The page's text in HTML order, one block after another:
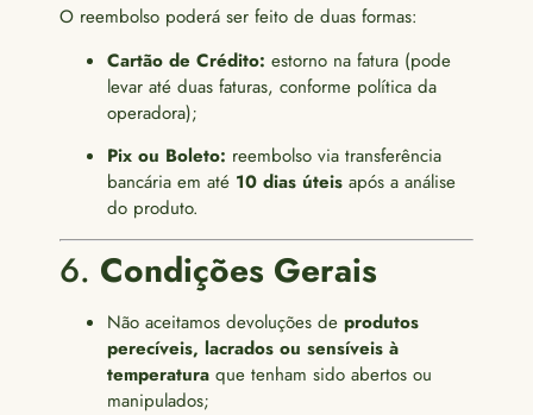
O reembolso poderá ser feito de duas formas:
Cartão de Crédito: estorno na fatura (pode
levar até duas faturas, conforme política da
operadora);
Pix ou Boleto: reembolso via transferência
bancária em até 10 dias úteis após a análise
do produto.
6. Condições Gerais
Não aceitamos devoluções de produtos
perecíveis, lacrados ou sensíveis à
temperatura que tenham sido abertos ou
manipulados;